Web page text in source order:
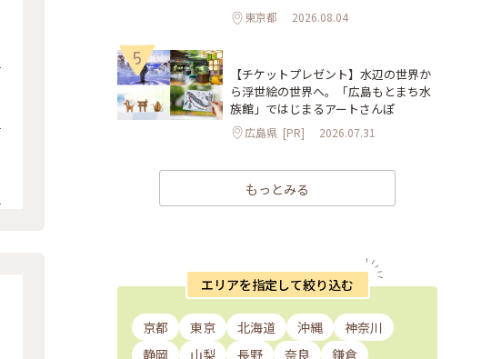
東京都 2026.08.04
5
【チケットプレゼント】水辺の世界か
ら浮世絵の世界へ。「広島もとまち水
族館」ではじまるアートさんぽ
広島県 [PR] 2026.07.31
もっとみる
エリアを指定して絞り込む
京都 東京 北海道 沖縄
神奈川
静岡
山梨 長野 奈良 鎌倉